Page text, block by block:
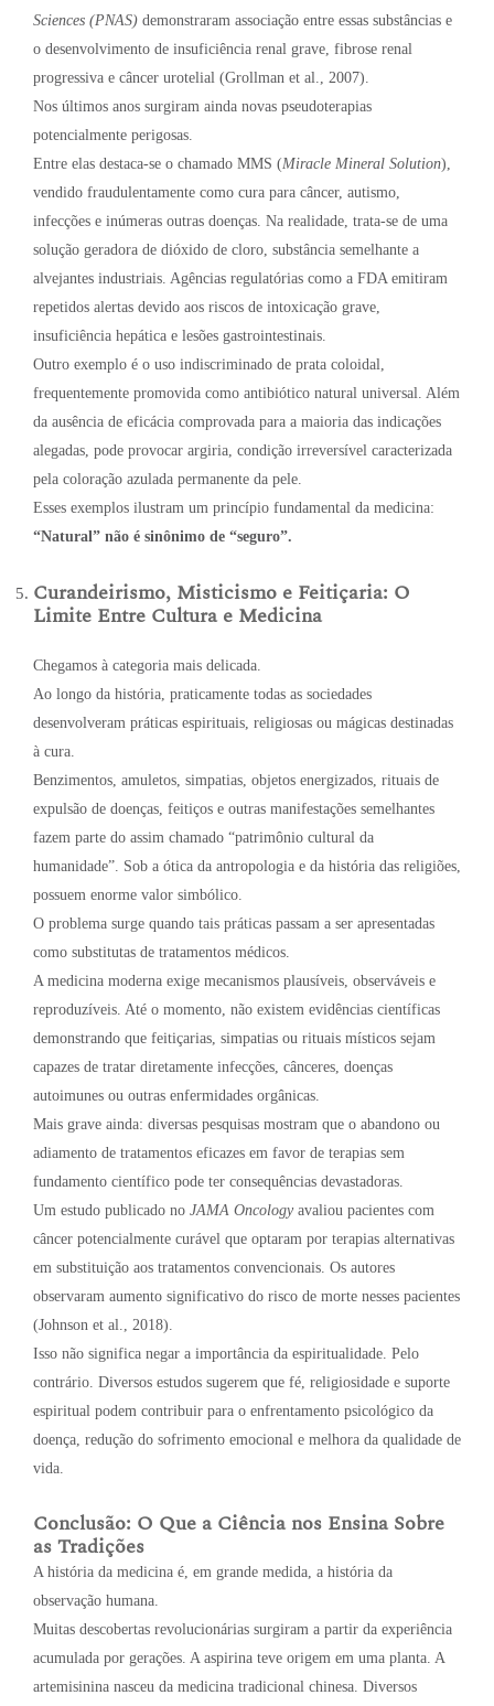
Sciences (PNAS) demonstraram associação entre essas substâncias e
o desenvolvimento de insuficiência renal grave, fibrose renal
progressiva e câncer urotelial (Grollman et al., 2007).
Nos últimos anos surgiram ainda novas pseudoterapias
potencialmente perigosas.
Entre elas destaca-se o chamado MMS (Miracle Mineral Solution),
vendido fraudulentamente como cura para câncer, autismo,
infecções e inúmeras outras doenças. Na realidade, trata-se de uma
solução geradora de dióxido de cloro, substância semelhante a
alvejantes industriais. Agências regulatórias como a FDA emitiram
repetidos alertas devido aos riscos de intoxicação grave,
insuficiência hepática e lesões gastrointestinais.
Outro exemplo é o uso indiscriminado de prata coloidal,
frequentemente promovida como antibiótico natural universal. Além
da ausência de eficácia comprovada para a maioria das indicações
alegadas, pode provocar argiria, condição irreversível caracterizada
pela coloração azulada permanente da pele.
Esses exemplos ilustram um princípio fundamental da medicina:
“Natural” não é sinônimo de “seguro”.
Curandeirismo, Misticismo e Feitiçaria: O
Limite Entre Cultura e Medicina
Chegamos à categoria mais delicada.
Ao longo da história, praticamente todas as sociedades
desenvolveram práticas espirituais, religiosas ou mágicas destinadas
à cura.
Benzimentos, amuletos, simpatias, objetos energizados, rituais de
expulsão de doenças, feitiços e outras manifestações semelhantes
fazem parte do assim chamado “patrimônio cultural da
humanidade”. Sob a ótica da antropologia e da história das religiões,
possuem enorme valor simbólico.
O problema surge quando tais práticas passam a ser apresentadas
como substitutas de tratamentos médicos.
A medicina moderna exige mecanismos plausíveis, observáveis e
reproduzíveis. Até o momento, não existem evidências científicas
demonstrando que feitiçarias, simpatias ou rituais místicos sejam
capazes de tratar diretamente infecções, cânceres, doenças
autoimunes ou outras enfermidades orgânicas.
Mais grave ainda: diversas pesquisas mostram que o abandono ou
adiamento de tratamentos eficazes em favor de terapias sem
fundamento científico pode ter consequências devastadoras.
Um estudo publicado no JAMA Oncologyavaliou pacientes com
câncer potencialmente curável que optaram por terapias alternativas
em substituição aos tratamentos convencionais. Os autores
observaram aumento significativo do risco de morte nesses pacientes
(Johnson et al., 2018).
Isso não significa negar a importância da espiritualidade. Pelo
contrário. Diversos estudos sugerem que fé, religiosidade e suporte
espiritual podem contribuir para o enfrentamento psicológico da
doença, redução do sofrimento emocional e melhora da qualidade de
vida.
Conclusão: O Que a Ciência nos Ensina Sobre
as Tradições
A história da medicina é, em grande medida, a história da
observação humana.
Muitas descobertas revolucionárias surgiram a partir da experiência
acumulada por gerações. A aspirina teve origem em uma planta. A
artemisinina nasceu da medicina tradicional chinesa. Diversos